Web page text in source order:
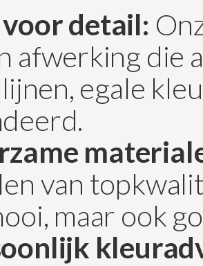
detail:
afwerking die
egale
van
maar ook